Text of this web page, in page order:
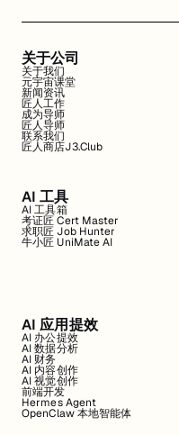
关于公司
关于我们
元宇宙课堂
新闻资讯
匠人工作
成为导师
匠人导师
联系我们
匠人商店J3.Club
AI 工具
AI 工具箱
考证匠 Cert Master
求职匠 Job Hunter
牛小匠 UniMate AI
AI 应用提效
AI 办公提效
AI 数据分析
AI 财务
AI 内容创作
AI 视觉创作
前端开发
Hermes Agent
OpenClaw 本地智能体